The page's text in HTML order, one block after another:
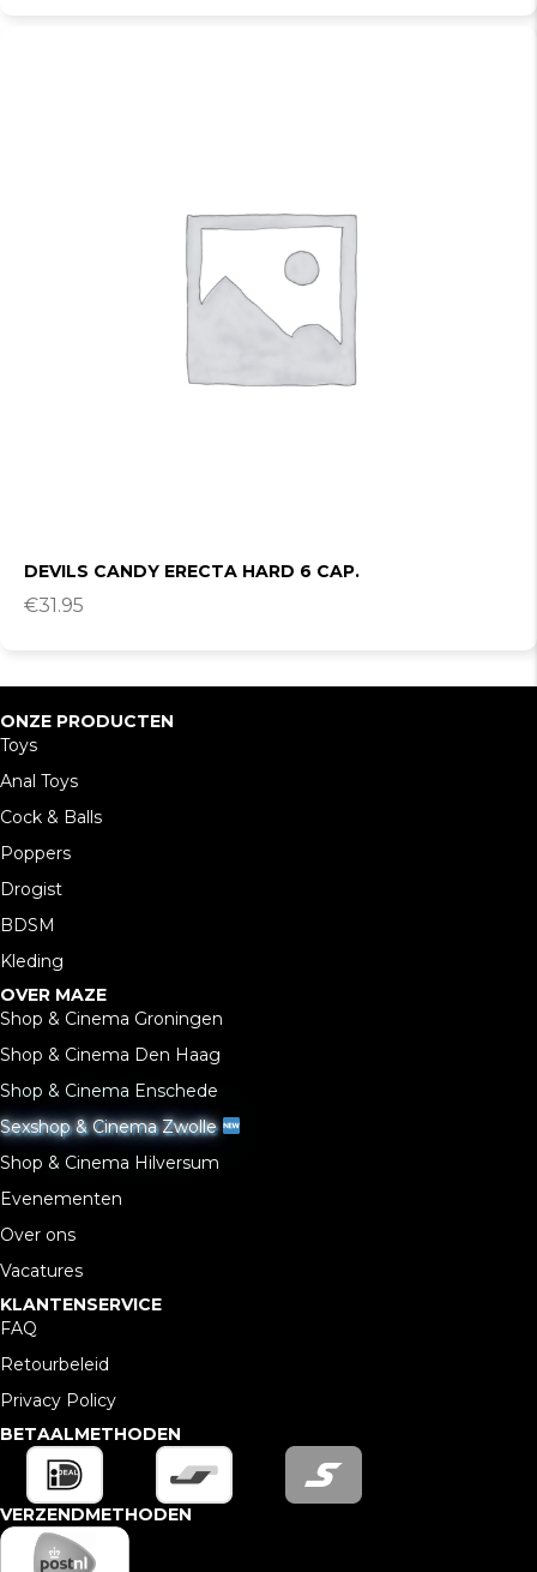
DEVILS CANDY ERECTA HARD 6 CAP.
€31.95
ONZE PRODUCTEN
Toys
Anal Toys
Cock & Balls
Poppers
Drogist
BDSM
Kleding
OVER MAZE
Shop & Cinema Groningen
Shop & Cinema Den Haag
Shop & Cinema Enschede
Sexshop & Cinema Zwolle
Shop & Cinema Hilversum
Evenementen
Over ons
Vacatures
KLANTENSERVICE
FAQ
Retourbeleid
Privacy Policy
BETAALMETHODEN
VERZENDMETHODEN